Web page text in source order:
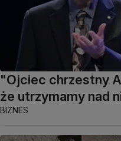
"Ojciec chrzestny
że utrzymamy nad
BIZNES